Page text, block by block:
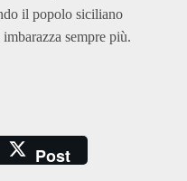
il popolo siciliano
sempre più.
Post